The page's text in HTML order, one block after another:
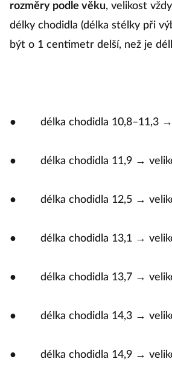
rozměry podle věku, velikost
délky chodidla (délka stélky při
být o 1 centimetr delší, než je
● délka chodidla 10,8–11,3 →
● délka chodidla 11,9 →
● délka chodidla 12,5 →
● délka chodidla 13,1 →
● délka chodidla 13,7 →
● délka chodidla 14,3 →
● délka chodidla 14,9 →